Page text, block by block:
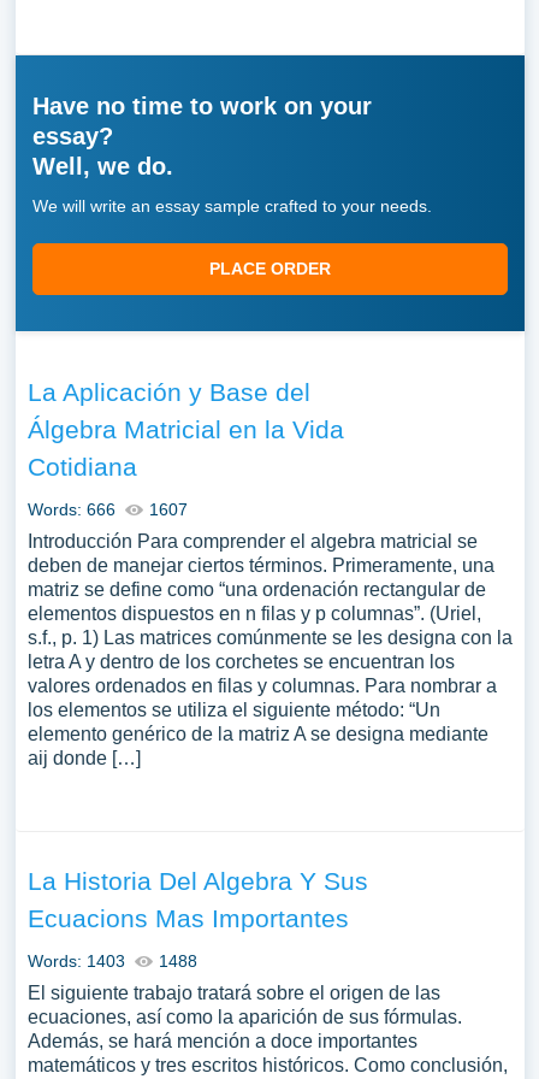
Have no time to work on your
essay?
Well, we do.
We will write an essay sample crafted to your needs.
PLACE ORDER
La Aplicación y Base del
Álgebra Matricial en la Vida
Cotidiana
Words: 666 1607
Introducción Para comprender el algebra matricial se
deben de manejar ciertos términos. Primeramente, una
matriz se define como “una ordenación rectangular de
elementos dispuestos en n filas y p columnas”. (Uriel,
s.f., p. 1) Las matrices comúnmente se les designa con la
letra A y dentro de los corchetes se encuentran los
valores ordenados en filas y columnas. Para nombrar a
los elementos se utiliza el siguiente método: “Un
elemento genérico de la matriz A se designa mediante
aij donde […]
La Historia Del Algebra Y Sus
Ecuacions Mas Importantes
Words: 1403 1488
El siguiente trabajo tratará sobre el origen de las
ecuaciones, así como la aparición de sus fórmulas.
Además, se hará mención a doce importantes
matemáticos y tres escritos históricos. Como conclusión,